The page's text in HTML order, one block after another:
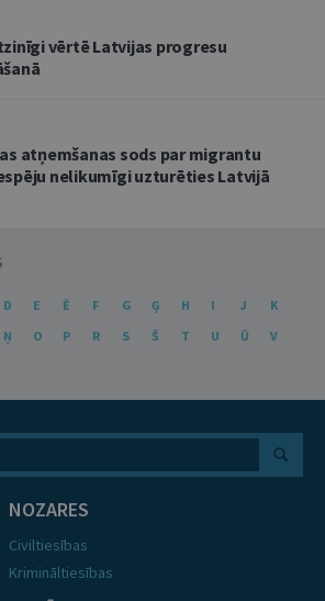
vērtē Latvijas progresu
atņemšanas sods par migrantu
nelikumīgi uzturēties Latvijā
D E Ē F G Ģ H I J
K
Ņ O P R S Š T U Ū
V
NOZARES
Civiltiesības
Krimināltiesības